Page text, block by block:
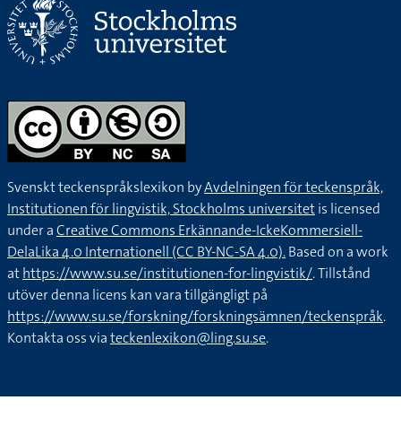
Svenskt teckenspråkslexikon byAvdelningen för teckenspråk,
Institutionen för lingvistik, Stockholms universitetis licensed
under aCreative Commons Erkännande-IckeKommersiell-
DelaLika 4.0 Internationell (CC BY-NC-SA 4.0).Based on a work
athttps://www.su.se/institutionen-for-lingvistik/. Tillstånd
utöver denna licens kan vara tillgängligt på
https://www.su.se/forskning/forskningsämnen/teckenspråk.
Kontakta oss viateckenlexikon@ling.su.se.